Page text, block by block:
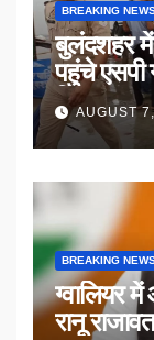
BREAKING
बुलंदशहर में
पहुंचे एसपी
किया संवाद
AUGUST
BREAKING
ग्वालियर
रानू